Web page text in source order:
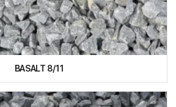
BASALT 8/11